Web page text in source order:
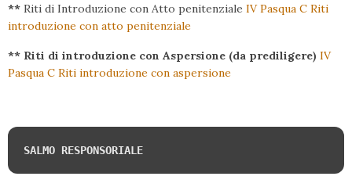
** Riti di Introduzione con Atto penitenziale IV Pasqua C Riti
introduzione con atto penitenziale
** Riti di introduzione con Aspersione (da prediligere) IV
Pasqua C Riti introduzione con aspersione
SALMO RESPONSORIALE